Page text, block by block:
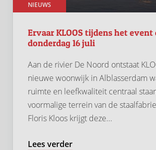
NIEUWS
Ervaar KLOOS tijdens het event
donderdag 16 juli
Aan de rivier De Noord ontstaat
nieuwe woonwijk in Alblasserdam
ruimte en leefkwaliteit centraal
voormalige terrein van de
Floris Kloos krijgt deze...
Lees verder